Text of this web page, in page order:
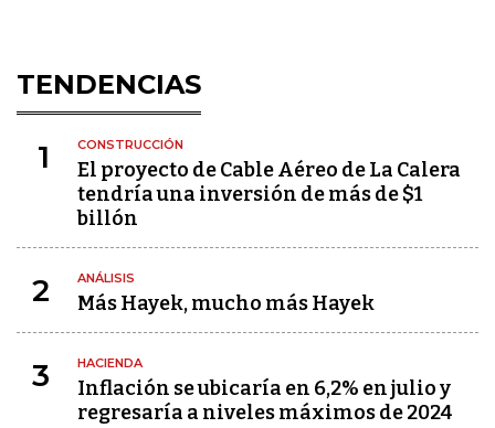
TENDENCIAS
1 CONSTRUCCIÓN
El proyecto de Cable Aéreo de La Calera
tendría una inversión de más de $1
billón
2 ANÁLISIS
Más Hayek, mucho más Hayek
3 HACIENDA
Inflación se ubicaría en 6,2% en julio y
regresaría a niveles máximos de 2024